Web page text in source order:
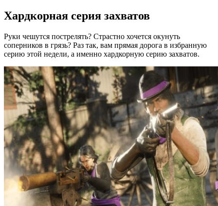
Хардкорная серия захватов
Руки чешутся пострелять? Страстно хочется окунуть
соперников в грязь? Раз так, вам прямая дорога в избранную
серию этой недели, а именно хардкорную серию захватов.